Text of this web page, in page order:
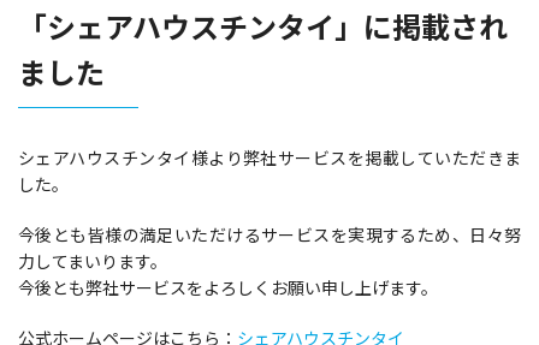
「シェアハウスチンタイ」に掲載され
ました
シェアハウスチンタイ様より弊社サービスを掲載していただきま
した。
今後とも皆様の満足いただけるサービスを実現するため、日々努
力してまいります。
今後とも弊社サービスをよろしくお願い申し上げます。
公式ホームページはこちら： シェアハウスチンタイ